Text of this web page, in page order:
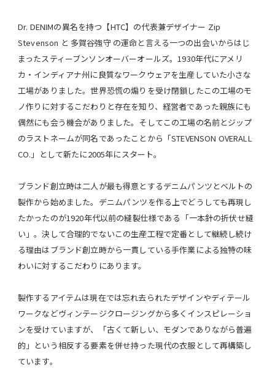
Dr. DENIMの異名を持つ【HTC】の代表兼デザイナー Zip
Stevenson と 多賀谷強守 の運命と言える一つの出会いからはじ
まったスティーブンソンオーバーオールズ。1930年代にアメリ
カ・インディアナ州に良質なワークウェアを生産していた小さな
工場がありました。世界恐慌の煽りを受け閉鎖したこの工場のモ
ノ作りに対するこだわりと存在を知り、経営者であった親族にも
偶然にも会う機会がありました。そしてこの工場の名前とジップ
のラストネームが同名であったことから「STEVENSON OVERALL
CO.」として新たに2005年にスタート。
ブランド創立時は二人が最も得意とするデニムパンツとベルトの
製作から始めました。デニムパンツを作る上でどうしても再現し
たかったのが1920年代以前の縫製仕様である「一本針の折伏せ縫
い」。決して合理的でないこの生産工程で定番として継続し続け
る理由はブランド創立時から一貫している手作業による独特の味
わいに対するこだわりにあります。
製作するアイテムは現在では忘れ去られたデザインやディテール
ワークなどヴィンテージクロージングから多くインスピレーショ
ンを受けていますが、「古くて新しい、モダンでありながら普遍
的」という相反する要素を併せ持った現代の衣服として再構築し
ています。